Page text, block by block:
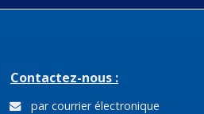
Contactez-nous :
par courrier électronique